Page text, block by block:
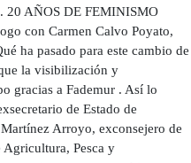
20 AÑOS DE FEMINISMO
con Carmen Calvo Poyato,
ha pasado para este cambio de
la visibilización y
gracias a Fademur . Así lo
de Estado de
Arroyo, exconsejero de
Pesca y